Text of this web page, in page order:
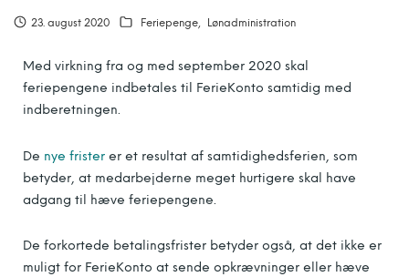
23. august 2020 Feriepenge Lønadministration
Med virkning fra og med september 2020 skal
feriepengene indbetales til FerieKonto samtidig med
indberetningen.
De nye frister er et resultat af samtidighedsferien, som
betyder, at medarbejderne meget hurtigere skal have
adgang til hæve feriepengene.
De forkortede betalingsfrister betyder også, at det ikke er
muligt for FerieKonto at sende opkrævninger eller hæve